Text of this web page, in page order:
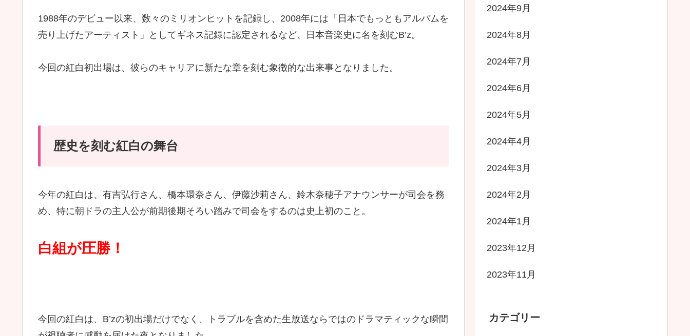
1988年のデビュー以来、数々のミリオンヒットを記録し、2008年には「日本でもっともアルバムを
売り上げたアーティスト」としてギネス記録に認定されるなど、日本音楽史に名を刻むB’z。
今回の紅白初出場は、彼らのキャリアに新たな章を刻む象徴的な出来事となりました。
歴史を刻む紅白の舞台
今年の紅白は、有吉弘行さん、橋本環奈さん、伊藤沙莉さん、鈴木奈穂子アナウンサーが司会を務
め、特に朝ドラの主人公が前期後期そろい踏みで司会をするのは史上初のこと。
白組が圧勝！
今回の紅白は、B’zの初出場だけでなく、トラブルを含めた生放送ならではのドラマティックな瞬間
2024年9月
2024年8月
2024年7月
2024年6月
2024年5月
2024年4月
2024年3月
2024年2月
2024年1月
2023年12月
2023年11月
カテゴリー